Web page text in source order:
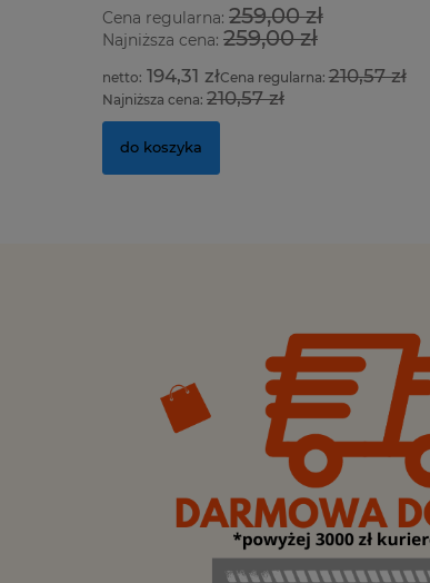
Cena regularna: 259,00 zł
Najniższa cena: 259,00 zł
194,31 złCena regularna:210,57 zł
Najniższa cena: 210,57 zł
do koszyka